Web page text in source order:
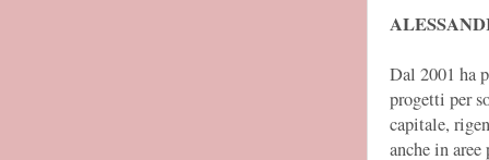
Dal 2001 ha
progetti per
capitale,
anche in